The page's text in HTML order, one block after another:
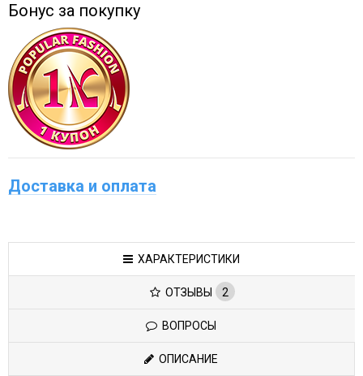
Бонус за покупку
Доставка и оплата
ХАРАКТЕРИСТИКИ
ОТЗЫВЫ 2
ВОПРОСЫ
ОПИСАНИЕ